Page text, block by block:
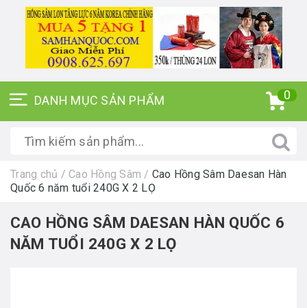
0
Trang chủ / Cao Hồng Sâm / Cao Hồng Sâm Daesan Hàn
Quốc 6 năm tuổi 240G X 2 LỌ
CAO HỒNG SÂM DAESAN HÀN QUỐC 6
NĂM TUỔI 240G X 2 LỌ